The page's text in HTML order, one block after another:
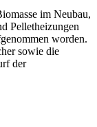
im Neubau,
Pelletheizungen
worden.
sowie die
der